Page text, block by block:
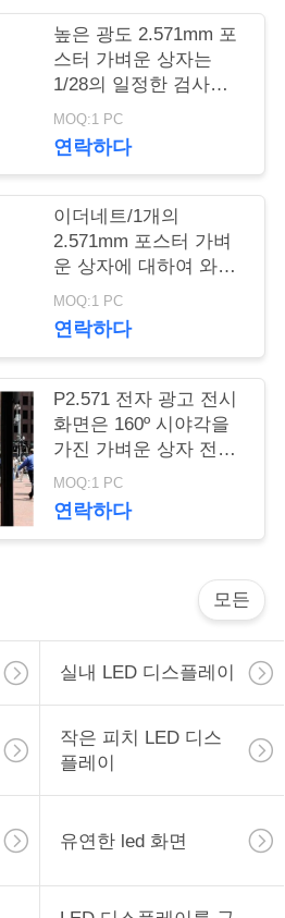
높은 광도 2.571mm 포
스터 가벼운 상자는
1/28의 일정한 검사를
표시합니다
MOQ:1 PC
연락하다
이더네트/1개의
2.571mm 포스터 가벼
운 상자에 대하여 와이
파이 SMD 3는 1200cd/
㎡를 표시합니다
MOQ:1 PC
연락하다
P2.571 전자 광고 전시
화면은 160º 시야각을
가진 가벼운 상자 전시
를 지도했습니다
MOQ:1 PC
연락하다
모든
실내 LED 디스플레이
작은 피치 LED 디스
플레이
유연한 led 화면